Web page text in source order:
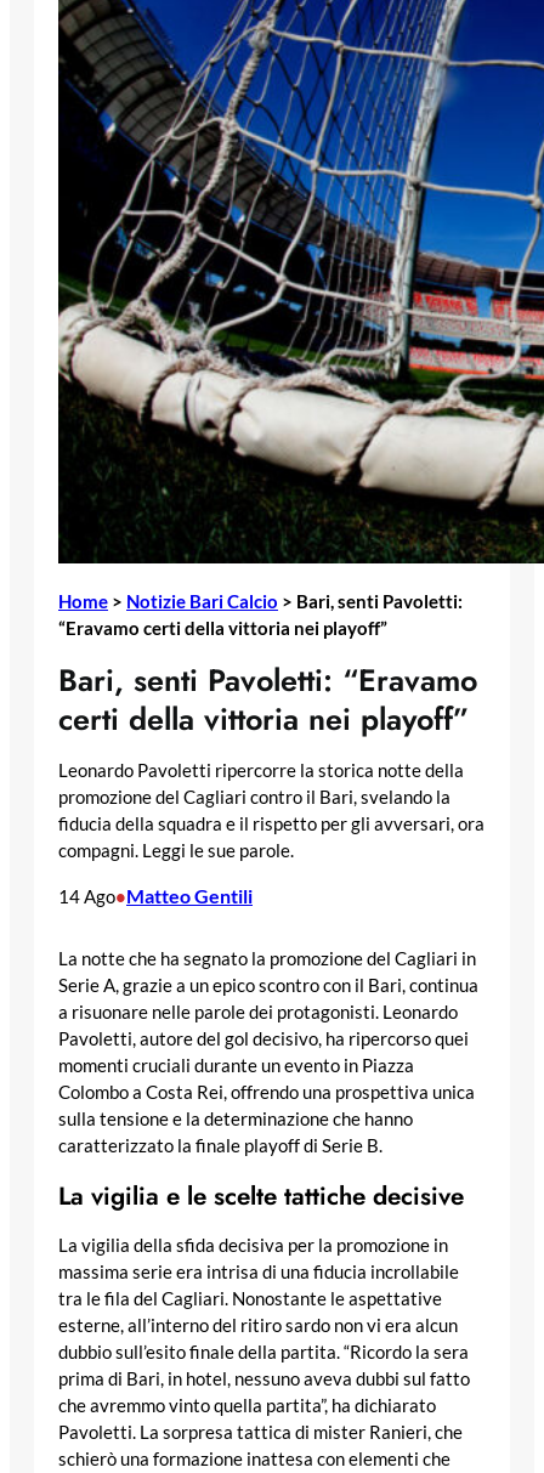
Home > Notizie Bari Calcio > Bari, senti Pavoletti:
“Eravamo certi della vittoria nei playoff”
Bari, senti Pavoletti: “Eravamo
certi della vittoria nei playoff”
Leonardo Pavoletti ripercorre la storica notte della
promozione del Cagliari contro il Bari, svelando la
fiducia della squadra e il rispetto per gli avversari, ora
compagni. Leggi le sue parole.
14 Ago•Matteo Gentili
La notte che ha segnato la promozione del Cagliari in
Serie A, grazie a un epico scontro con il Bari, continua
a risuonare nelle parole dei protagonisti. Leonardo
Pavoletti, autore del gol decisivo, ha ripercorso quei
momenti cruciali durante un evento in Piazza
Colombo a Costa Rei, offrendo una prospettiva unica
sulla tensione e la determinazione che hanno
caratterizzato la finale playoff di Serie B.
La vigilia e le scelte tattiche decisive
La vigilia della sfida decisiva per la promozione in
massima serie era intrisa di una fiducia incrollabile
tra le fila del Cagliari. Nonostante le aspettative
esterne, all’interno del ritiro sardo non vi era alcun
dubbio sull’esito finale della partita. “Ricordo la sera
prima di Bari, in hotel, nessuno aveva dubbi sul fatto
che avremmo vinto quella partita”, ha dichiarato
Pavoletti. La sorpresa tattica di mister Ranieri, che
schierò una formazione inattesa con elementi che